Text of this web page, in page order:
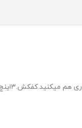
مثل همین جنس قدیمی